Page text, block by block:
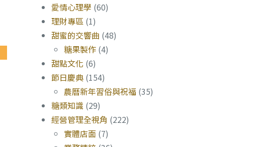
愛情心理學 (60)
理財專區 (1)
甜蜜的交響曲 (48)
糖果製作 (4)
甜點文化 (6)
節日慶典 (154)
農曆新年習俗與祝福 (35)
糖類知識 (29)
經營管理全視角 (222)
實體店面 (7)